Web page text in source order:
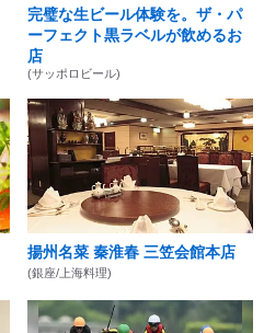
完璧な生ビール体験を。ザ・パ
ーフェクト黒ラベルが飲めるお
店
(サッポロビール)
揚州名菜 秦淮春 三笠会館本店
(銀座/上海料理)